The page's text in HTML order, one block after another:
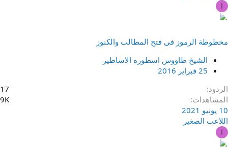
ا
مخطوطة الرموز فى فتح المطالب والكنوز
الشيخ طاووس اسطوره الاساطير
25 فبراير 2016
الردود
17
المشاهدات
9K
10 يونيو 2021
اللاعب الصغير
ا